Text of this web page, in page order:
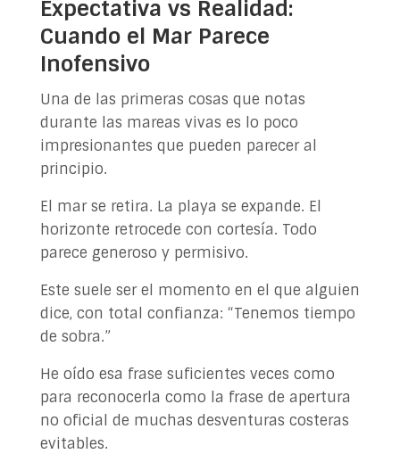
Expectativa vs Realidad:
Cuando el Mar Parece
Inofensivo
Una de las primeras cosas que notas
durante las mareas vivas es lo poco
impresionantes que pueden parecer al
principio.
El mar se retira. La playa se expande. El
horizonte retrocede con cortesía. Todo
parece generoso y permisivo.
Este suele ser el momento en el que alguien
dice, con total confianza: “Tenemos tiempo
de sobra.”
He oído esa frase suficientes veces como
para reconocerla como la frase de apertura
no oficial de muchas desventuras costeras
evitables.